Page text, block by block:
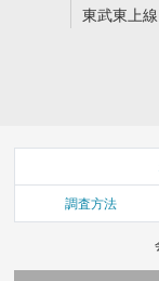
東武東上
調査方法